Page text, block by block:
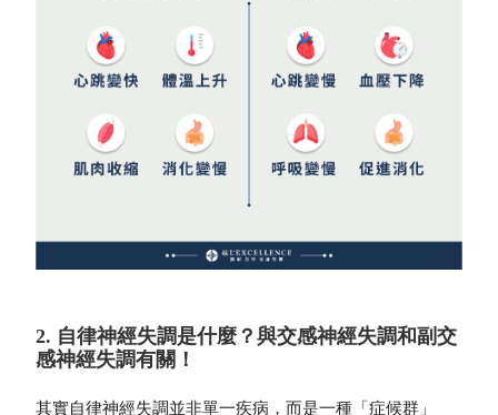
2. 自律神經失調是什麼？與交感神經失調和副交
感神經失調有關！
其實自律神經失調並非單一疾病，而是一種「症候群」